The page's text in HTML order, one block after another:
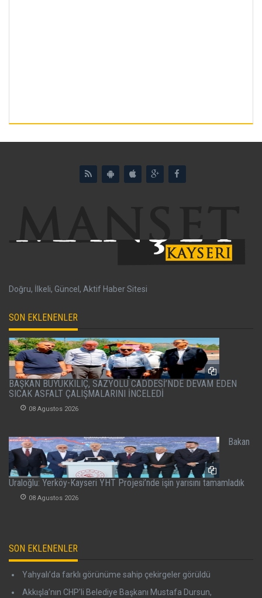
Doğru, İlkeli, Güncel, Aktif Haber Sitesi
SON EKLENENLER
BAŞKAN BÜYÜKKILIÇ, SAZYOLU CADDESİ’NDE DEVAM EDEN
SICAK ASFALT ÇALIŞMALARINI İNCELEDİ
08 Agustos 2026
Bakan
Uraloğlu: Yerköy-Kayseri YHT Projesi’nde işin yarısını tamamladık
08 Agustos 2026
SON EKLENENLER
Yahyalı’da farklı görünüme sahip çekirgeler görüldü
Akkışla’nın CHP’li Belediye Başkanı Mustafa Dursun,